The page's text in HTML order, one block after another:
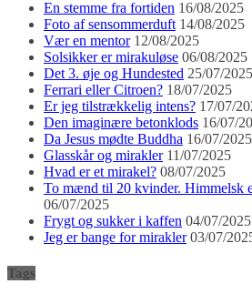
En stemme fra fortiden 16/08/2025
Foto af sensommerduft 14/08/2025
Vær en mentor 12/08/2025
Solsikker er mirakuløse 06/08/2025
Det 3. øje og Hundested 25/07/2025
Ferrari eller Citroen? 18/07/2025
Er jeg tilstrækkelig intens? 17/07/
Den imaginære betonklods 16/07/
Da Jesus mødte Buddha 16/07/2025
Glasskår og mirakler 11/07/2025
Hvad er et mirakel? 08/07/2025
To mænd til 20 kvinder. Himmelsk
06/07/2025
Frygt og sukker i kaffen 04/07/2025
Jeg er bange for mirakler 03/07/
Tags